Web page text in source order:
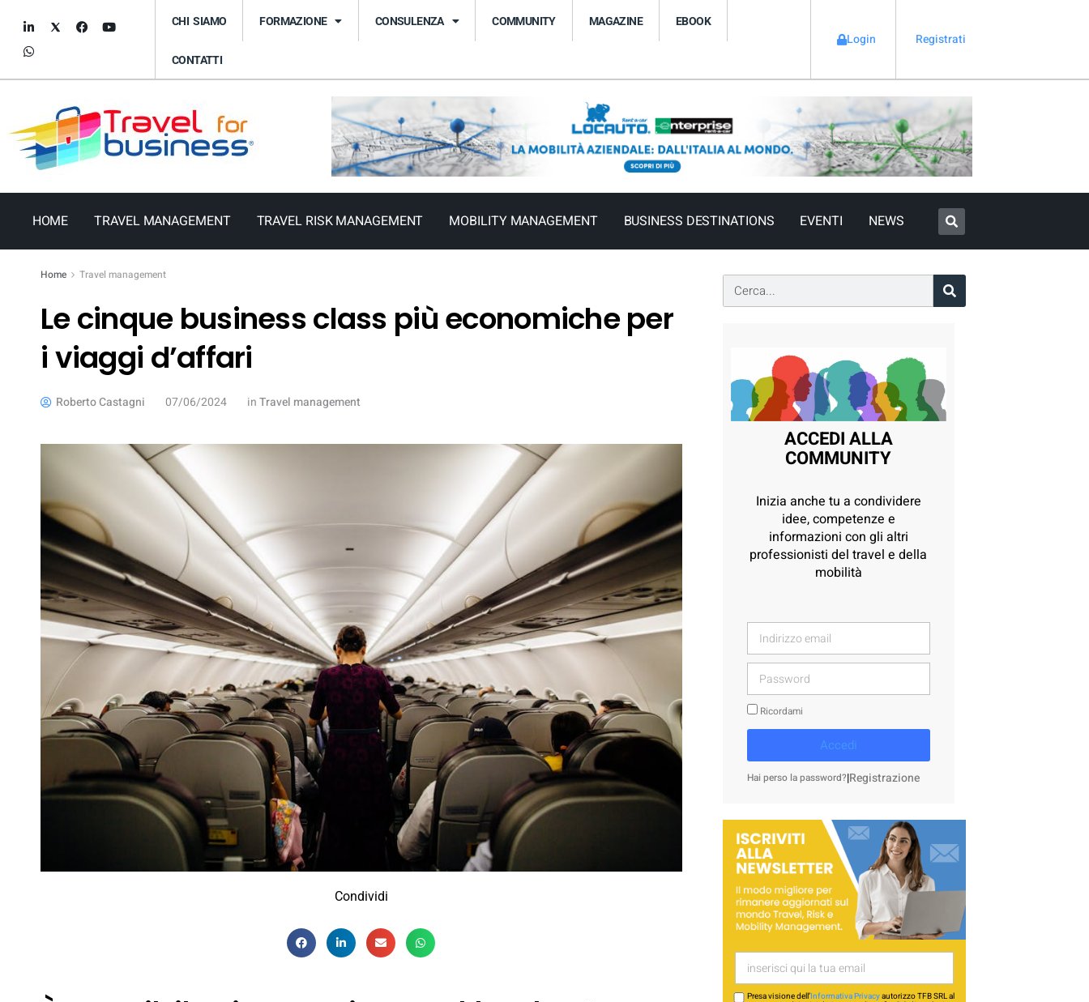
CHI SIAMO FORMAZIONE CONSULENZA COMMUNITY MAGAZINE EBOOK
CONTATTI
Login Registrati
HOME TRAVEL MANAGEMENT TRAVEL RISK MANAGEMENT MOBILITY MANAGEMENT BUSINESS DESTINATIONS EVENTI NEWS
Home Travel management
Le cinque business class più economiche per
i viaggi d’affari
Roberto Castagni 07/06/2024 inTravel management
Condividi
ACCEDI ALLA
COMMUNITY
Inizia anche tu a condividere
idee, competenze e
informazioni con gli altri
professionisti del travel e della
mobilità
Ricordami
Accedi
Hai perso la password?|Registrazione
Presa visione dell’Informativa Privacyautorizzo TFB SRL al